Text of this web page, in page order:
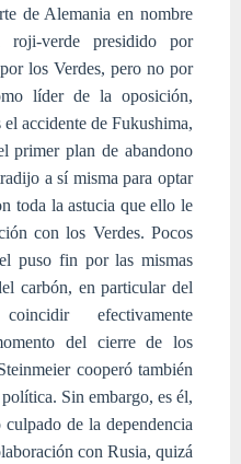
de Alemania en nombre
verde presidido por
los Verdes, pero no por
líder de la oposición,
accidente de Fukushima,
primer plan de abandono
a sí misma para optar
toda la astucia que ello le
con los Verdes. Pocos
puso fin por las mismas
carbón, en particular del
efectivamente
del cierre de los
cooperó también
Sin embargo, es él,
de la dependencia
con Rusia, quizá